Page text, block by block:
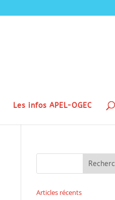
Les infos APEL-OGEC
Articles récents